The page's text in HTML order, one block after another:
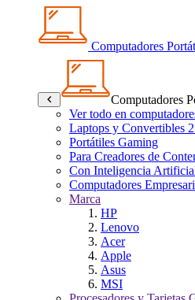
Computadores
Computadores
Ver todo en
Laptops y Convertibles 2
Portátiles Gaming
Para Creadores de
Con Inteligencia
Computadores
Marca
HP
Lenovo
Acer
Apple
Asus
MSI